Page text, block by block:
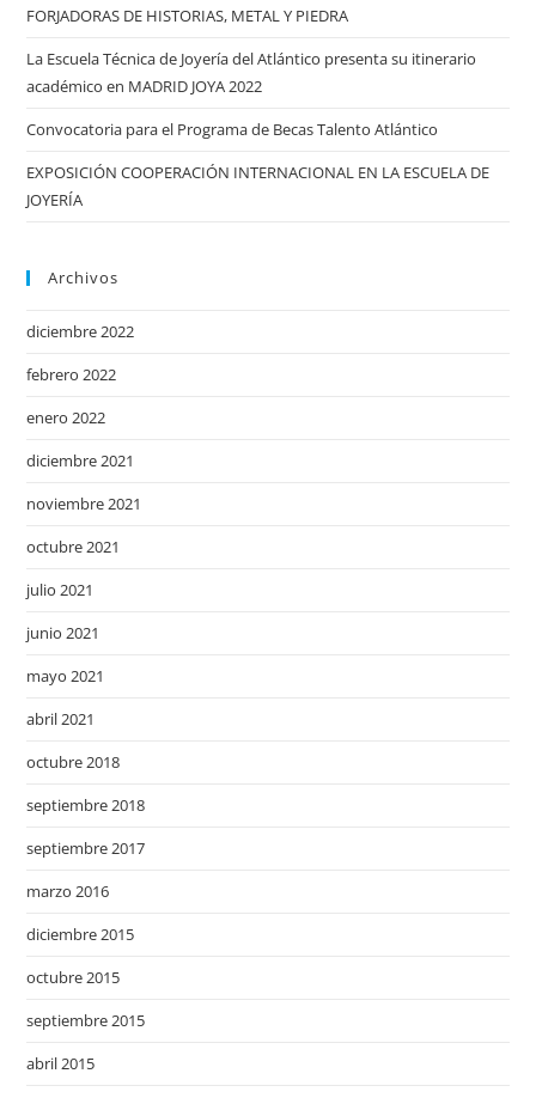
FORJADORAS DE HISTORIAS, METAL Y PIEDRA
La Escuela Técnica de Joyería del Atlántico presenta su itinerario
académico en MADRID JOYA 2022
Convocatoria para el Programa de Becas Talento Atlántico
EXPOSICIÓN COOPERACIÓN INTERNACIONAL EN LA ESCUELA DE
JOYERÍA
Archivos
diciembre 2022
febrero 2022
enero 2022
diciembre 2021
noviembre 2021
octubre 2021
julio 2021
junio 2021
mayo 2021
abril 2021
octubre 2018
septiembre 2018
septiembre 2017
marzo 2016
diciembre 2015
octubre 2015
septiembre 2015
abril 2015